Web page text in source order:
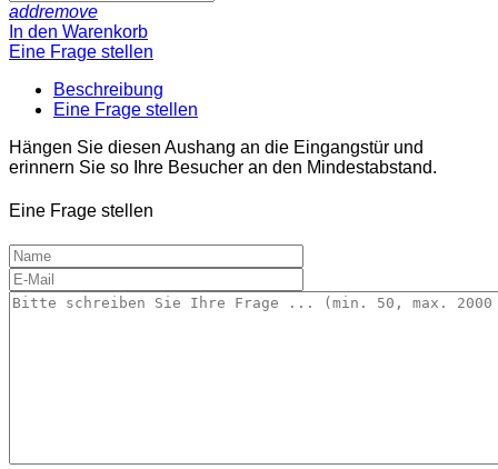
addremove
In den Warenkorb
Eine Frage stellen
Beschreibung
Eine Frage stellen
Hängen Sie diesen Aushang an die Eingangstür und
erinnern Sie so Ihre Besucher an den Mindestabstand.
Eine Frage stellen